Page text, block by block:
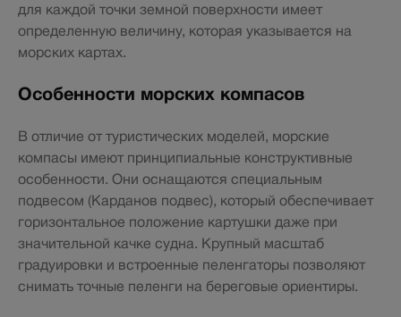
для каждой точки земной поверхности имеет
определенную величину, которая указывается на
морских картах.
Особенности морских компасов
В отличие от туристических моделей, морские
компасы имеют принципиальные конструктивные
особенности. Они оснащаются специальным
подвесом (Карданов подвес), который обеспечивает
горизонтальное положение картушки даже при
значительной качке судна. Крупный масштаб
градуировки и встроенные пеленгаторы позволяют
снимать точные пеленги на береговые ориентиры.